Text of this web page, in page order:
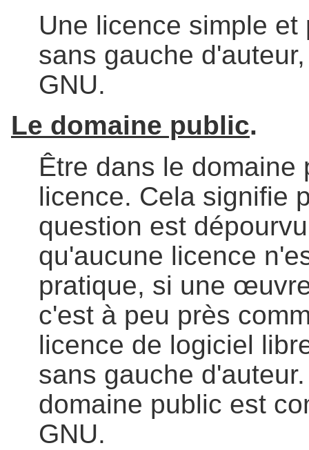
Une licence simple
sans gauche
GNU.
Le domaine public.
Être dans le
licence. Cela signifie
question est
qu'aucune licence
pratique, si une
c'est à peu près
licence de logiciel
sans gauche
domaine public est
GNU.